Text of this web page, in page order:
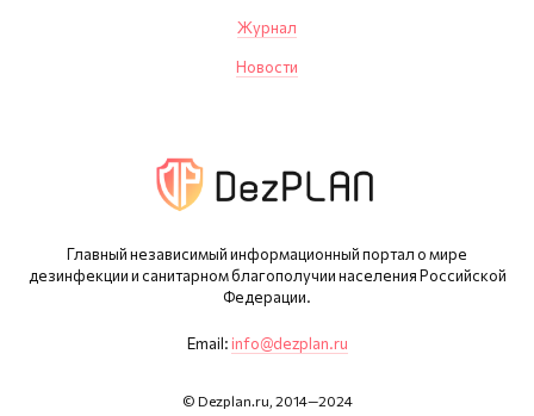
Главный независимый информационный портал о мире
дезинфекции и санитарном благополучии населения Российской
Федерации.
Email: info@dezplan.ru
© Dezplan.ru, 2014—2024
Журнал
Новости